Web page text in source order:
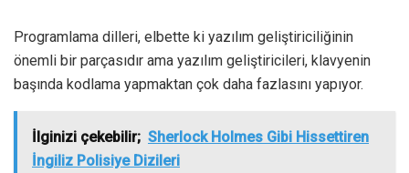
Programlama dilleri, elbette ki yazılım geliştiriciliğinin
önemli bir parçasıdır ama yazılım geliştiricileri, klavyenin
başında kodlama yapmaktan çok daha fazlasını yapıyor.
İlginizi çekebilir; Sherlock Holmes Gibi Hissettiren
İngiliz Polisiye Dizileri